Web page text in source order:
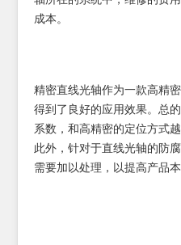
成本。
精密直线光轴作为一款高精
得到了良好的应用效果。总
系数，和高精密的定位方式
此外，针对于直线光轴的防
需要加以处理，以提高产品本